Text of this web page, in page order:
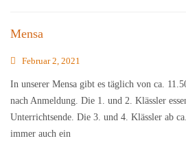
Mensa
Februar 2, 2021
In unserer Mensa gibt es täglich von ca.
nach Anmeldung. Die 1. und 2. Klässler
Unterrichtsende. Die 3. und 4. Klässler ab
immer auch ein